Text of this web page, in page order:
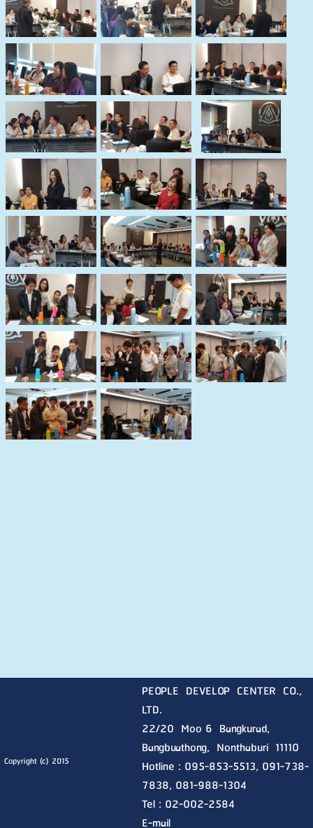
Copyright (c) 2015
PEOPLE DEVELOP CENTER CO.,
LTD.
22/20 Moo 6 Bangkurad,
Bangbuathong, Nonthaburi 11110
Hotline : 095-853-5513, 091-738-
7838, 081-988-1304
Tel : 02-002-2584
E-mail